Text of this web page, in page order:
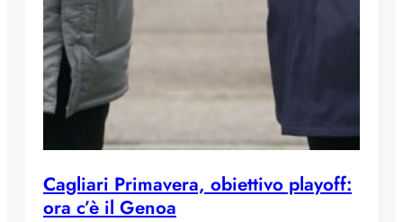
Cagliari Primavera, obiettivo playoff:
ora c’è il Genoa